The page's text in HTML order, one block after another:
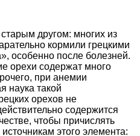
другом: многих из
кормили грецкими
особенно после болезней.
орехи содержат много
при анемии
наука такой
орехов не
содержится
чтобы причислять
этого элемента: